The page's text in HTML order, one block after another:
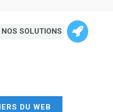
NOS SOLUTIONS
DU WEB